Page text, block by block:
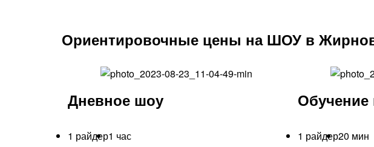
Ориентировочные цены на ШОУ в
Дневное шоу
1 райдер1 час
Обучение
1 райдер20 мин